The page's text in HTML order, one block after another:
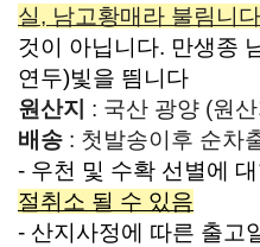
실, 남고황매라 불림니다
것이 아닙니다. 만생종
연두)빛을 띔니다
원산지 : 국산 광양 (원
배송 : 첫발송이후 순차
- 우천 및 수확 선별에 대
절취소 될 수 있음
- 산지사정에 따른 출고